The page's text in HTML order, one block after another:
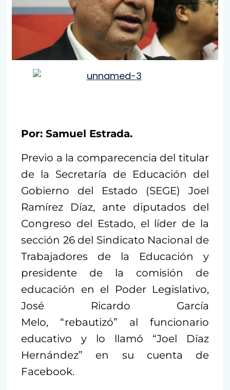
Por: Samuel Estrada.
Previo a la comparecencia del titular
de la Secretaría de Educación del
Gobierno del Estado (SEGE) Joel
Ramírez Díaz, ante diputados del
Congreso del Estado, el líder de la
sección 26 del Sindicato Nacional de
Trabajadores de la Educación y
presidente de la comisión de
educación en el Poder Legislativo,
José Ricardo García
Melo, “rebautizó” al funcionario
educativo y lo llamó “Joel Díaz
Hernández” en su cuenta de
Facebook.